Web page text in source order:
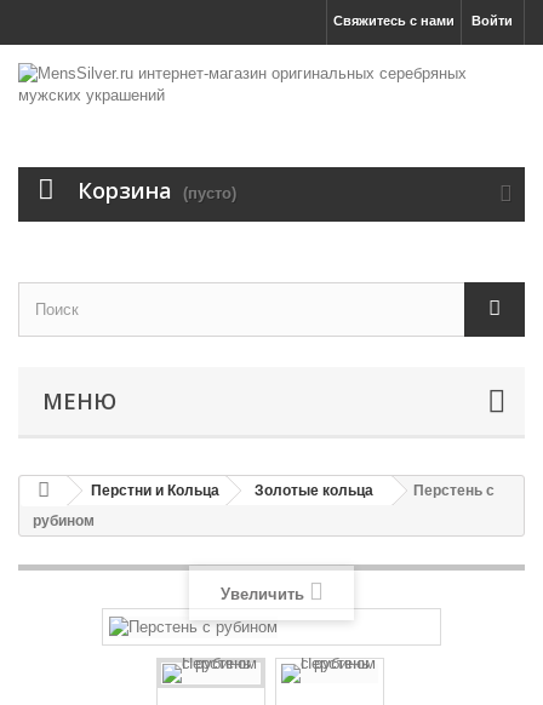
Войти
Свяжитесь с нами
Корзина (пусто)
МЕНЮ
Перстни и Кольца Золотые кольца
Перстень с
рубином
Увеличить